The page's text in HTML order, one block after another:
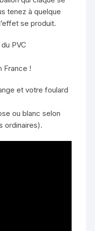
tenez à quelque
se produit.
PVC
France !
et votre foulard
ou blanc selon
ordinaires).